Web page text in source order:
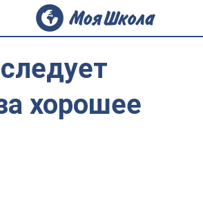
хорошее